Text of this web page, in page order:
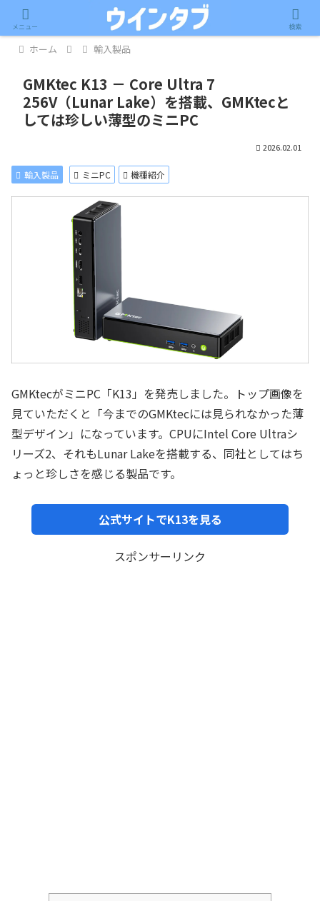
記事内に広告が含まれています。
ホーム 輸入製品
GMKtec K13 － Core Ultra 7
256V（Lunar Lake）を搭載、GMKtecと
しては珍しい薄型のミニPC
2026.02.01
輸入製品 ミニPC 機種紹介
GMKtecがミニPC「K13」を発売しました。トップ画像を
見ていただくと「今までのGMKtecには見られなかった薄
型デザイン」になっています。CPUにIntel Core Ultraシ
リーズ2、それもLunar Lakeを搭載する、同社としてはち
ょっと珍しさを感じる製品です。
公式サイトでK13を見る
スポンサーリンク
メニュー 検索